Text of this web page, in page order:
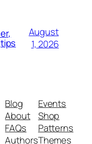
August
1, 2026
Blog
About
FAQs
Authors
Events
Shop
Patterns
Themes